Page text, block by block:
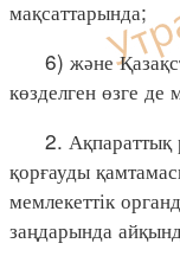
мақсаттарында;
6) және
көзделген өзге де
2. Ақпараттық
қорғауды
мемлекеттік
заңдарында